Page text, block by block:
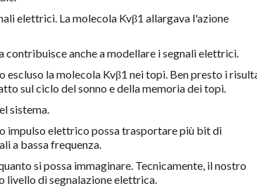
elettrici. La molecola Kvβ1 allargava l'azione
contribuisce anche a modellare i segnali elettrici.
escluso la molecola Kvβ1 nei topi. Ben presto i
sul ciclo del sonno e della memoria dei topi.
sistema.
impulso elettrico possa trasportare più bit di
a bassa frequenza.
si possa immaginare. Tecnicamente, il nostro
livello di segnalazione elettrica.